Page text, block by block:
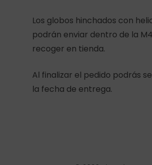
Los globos hinchados con
podrán enviar dentro de la
recoger en tienda.
Al finalizar el pedido podrás
la fecha de entrega.